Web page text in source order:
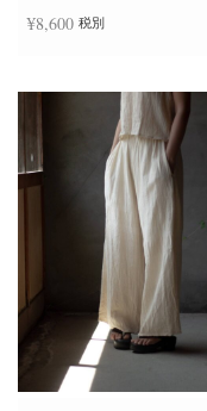
¥8,600 税別
の
商
品
に
は
複
数
の
バ
リ
エ
ー
シ
ョ
ン
が
あ
ま